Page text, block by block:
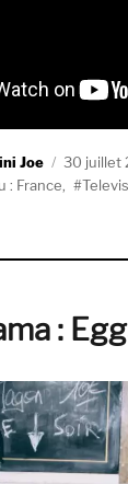
Joe
Publié
le
30 juillet
: France
: